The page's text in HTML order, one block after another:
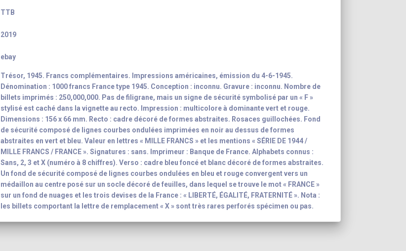
TTB
2019
ebay
Trésor, 1945. Francs complémentaires. Impressions américaines, émission du 4-6-1945.
Dénomination : 1000 francs France type 1945. Conception : inconnu. Gravure : inconnu. Nombre de
billets imprimés : 250,000,000. Pas de filigrane, mais un signe de sécurité symbolisé par un « F »
stylisé est caché dans la vignette au recto. Impression : multicolore à dominante vert et rouge.
Dimensions : 156 x 66 mm. Recto : cadre décoré de formes abstraites. Rosaces guillochées. Fond
de sécurité composé de lignes courbes ondulées imprimées en noir au dessus de formes
abstraites en vert et bleu. Valeur en lettres « MILLE FRANCS » et les mentions « SÉRIE DE 1944 /
MILLE FRANCS / FRANCE ». Signatures : sans. Imprimeur : Banque de France. Alphabets connus :
Sans, 2, 3 et X (numéro à 8 chiffres). Verso : cadre bleu foncé et blanc décoré de formes abstraites.
Un fond de sécurité composé de lignes courbes ondulées en bleu et rouge convergent vers un
médaillon au centre posé sur un socle décoré de feuilles, dans lequel se trouve le mot « FRANCE »
sur un fond de nuages et les trois devises de la France : « LIBERTÉ, ÉGALITÉ, FRATERNITÉ ». Nota :
les billets comportant la lettre de remplacement « X » sont très rares perforés spécimen ou pas.